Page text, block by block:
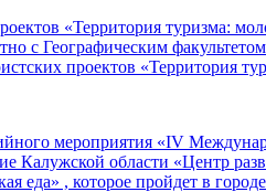
«Территория туризма:
с Географическим
проектов «Территория
мероприятия «IV
Калужской области «Центр
еда» , которое пройдет в